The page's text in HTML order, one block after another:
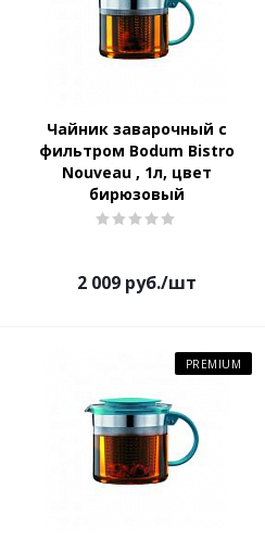
Чайник заварочный с
фильтром Bodum Bistro
Nouveau , 1л, цвет
бирюзовый
2 009руб./шт
PREMIUM